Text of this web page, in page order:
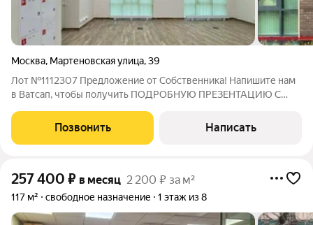
Москва, Мартеновская улица,39
Лот №1112307 Предложение от Собственника! Напишите нам
в Ватсап, чтобы получить ПОДРОБНУЮ ПРЕЗЕНТАЦИЮ С
угловое помещение общей площадью 156 квадратных метров.
Объект расположен в десяти минутах
Позвонить Написать
257 400 ₽ в месяц 2 200 ₽ за м²
117 м² свободное назначение 1 этаж из 8